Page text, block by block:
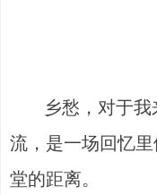
乡愁，对于
流，是一场回忆
堂的距离。